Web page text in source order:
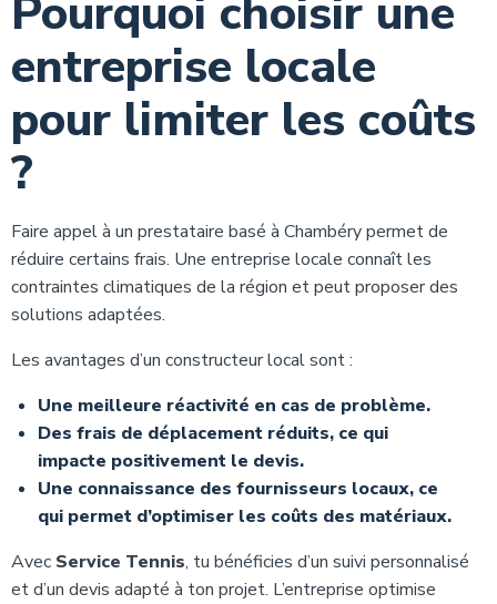
Pourquoi choisir une
entreprise locale
pour limiter les coûts
?
Faire appel à un prestataire basé à Chambéry permet de
réduire certains frais. Une entreprise locale connaît les
contraintes climatiques de la région et peut proposer des
solutions adaptées.
Les avantages d’un constructeur local sont :
Une meilleure réactivité en cas de problème.
Des frais de déplacement réduits, ce qui
impacte positivement le devis.
Une connaissance des fournisseurs locaux, ce
qui permet d’optimiser les coûts des matériaux.
Avec Service Tennis, tu bénéficies d’un suivi personnalisé
et d’un devis adapté à ton projet. L’entreprise optimise